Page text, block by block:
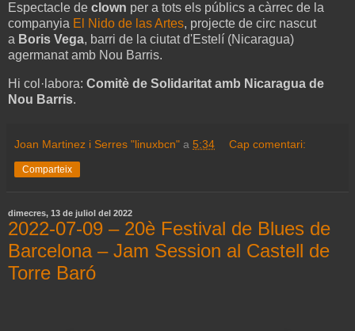
Espectacle de clown per a tots els públics a càrrec de la
companyia El Nido de las Artes, projecte de circ nascut
a Boris Vega, barri de la ciutat d'Estelí (Nicaragua)
agermanat amb Nou Barris.
Hi col·labora: Comitè de Solidaritat amb Nicaragua de
Nou Barris.
Joan Martinez i Serres "linuxbcn" a 5:34 Cap comentari:
Comparteix
dimecres, 13 de juliol del 2022
2022-07-09 – 20è Festival de Blues de
Barcelona – Jam Session al Castell de
Torre Baró